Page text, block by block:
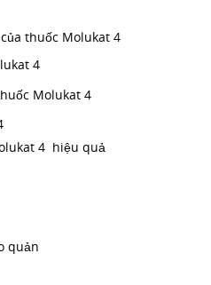
thuốc Molukat 4
4
Molukat 4
4 hiệu quả
quản